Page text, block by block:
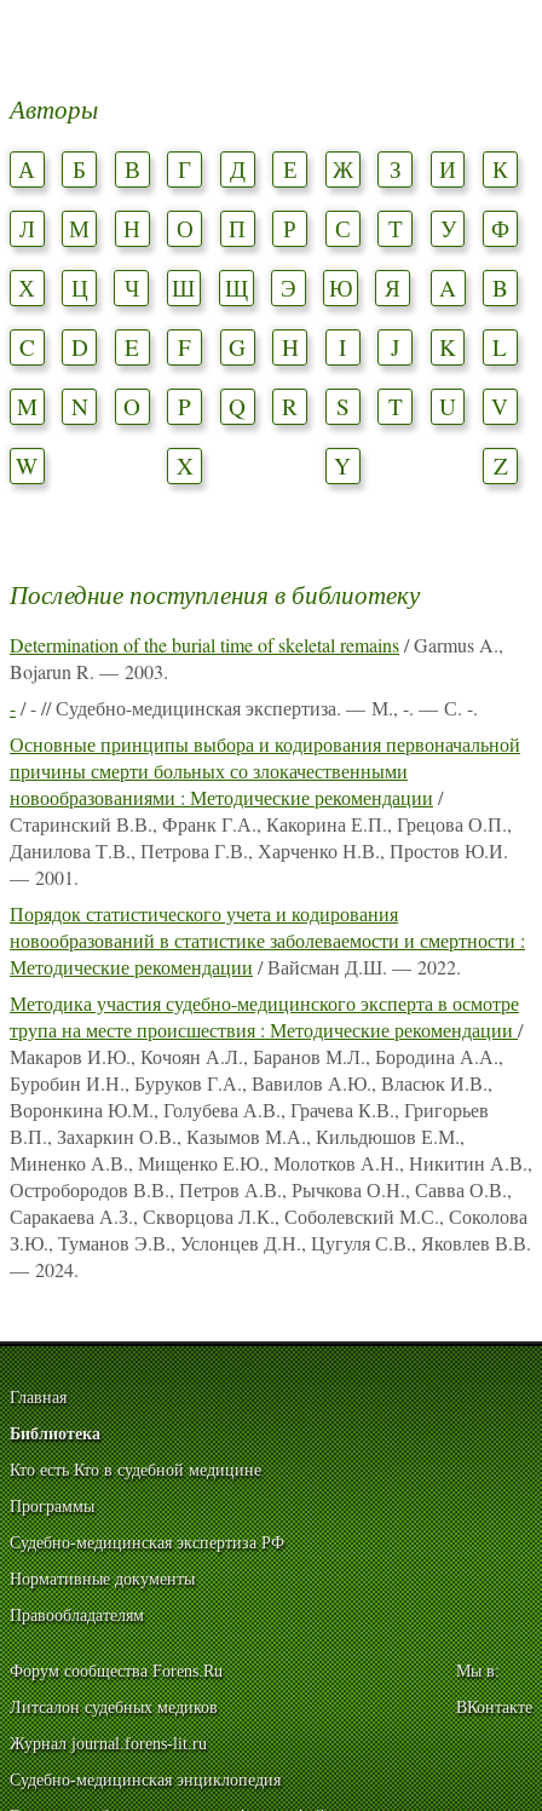
Авторы
А Б В Г Д Е Ж З И
К
Л
М Н О П Р С Т У
Ф
Х
Ц Ч Ш Щ Э Ю Я A
B
C
D E F G H I J K
L
M
N O P Q R S T U
V
W
X Y Z
Последние поступления в библиотеку
Determination of the burial time of skeletal remains/ Garmus A.,
Bojarun R. — 2003.
-/ - // Судебно-медицинская экспертиза. — М., -. — С. -.
Основные принципы выбора и кодирования первоначальной
причины смерти больных со злокачественными
новообразованиями : Методические рекомендации /
Старинский В.В., Франк Г.А., Какорина Е.П., Грецова О.П.,
Данилова Т.В., Петрова Г.В., Харченко Н.В., Простов Ю.И.
— 2001.
Порядок статистического учета и кодирования
новообразований в статистике заболеваемости и смертности :
Методические рекомендации / Вайсман Д.Ш. — 2022.
Методика участия судебно-медицинского эксперта в осмотре
трупа на месте происшествия : Методические рекомендации /
Макаров И.Ю., Кочоян А.Л., Баранов М.Л., Бородина А.А.,
Буробин И.Н., Буруков Г.А., Вавилов А.Ю., Власюк И.В.,
Воронкина Ю.М., Голубева А.В., Грачева К.В., Григорьев
В.П., Захаркин О.В., Казымов М.А., Кильдюшов Е.М.,
Миненко А.В., Мищенко Е.Ю., Молотков А.Н., Никитин А.В.,
Остробородов В.В., Петров А.В., Рычкова О.Н., Савва О.В.,
Саракаева А.З., Скворцова Л.К., Соболевский М.С., Соколова
З.Ю., Туманов Э.В., Услонцев Д.Н., Цугуля С.В., Яковлев В.В.
— 2024.
Главная
Библиотека
Кто есть Кто в судебной медицине
Программы
Судебно-медицинская экспертиза РФ
Нормативные документы
Правообладателям
Форум сообщества Forens.Ru
Литсалон судебных медиков
Журнал journal.forens-lit.ru
Судебно-медицинская энциклопедия
Мы в:
ВКонтакте